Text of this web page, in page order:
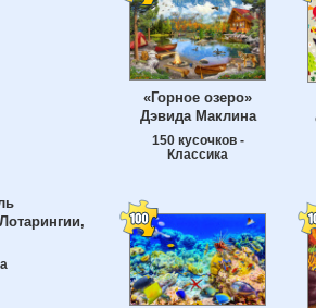
«Горное озеро»
Дэвида Маклина
150 кусочков -
Классика